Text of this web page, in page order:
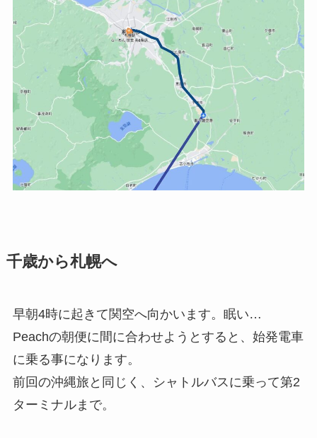
千歳から札幌へ
早朝4時に起きて関空へ向かいます。眠い…
Peachの朝便に間に合わせようとすると、始発電車
に乗る事になります。
前回の沖縄旅と同じく、シャトルバスに乗って第2
ターミナルまで。